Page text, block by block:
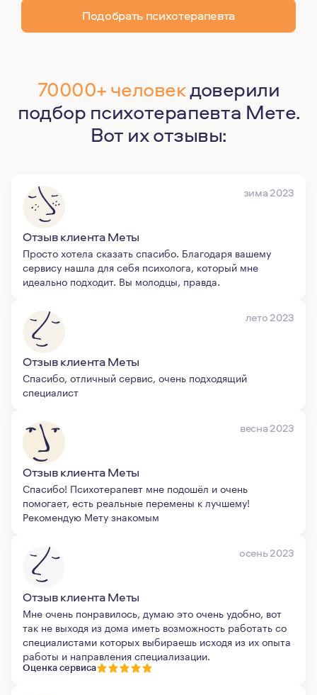
Подобрать психотерапевта
70000+ человекдоверили
подбор психотерапевта Мете.
Вот их отзывы:
зима 2023
Отзыв клиента Меты
Просто хотела сказать спасибо. Благодаря вашему
сервису нашла для себя психолога, который мне
идеально подходит. Вы молодцы, правда.
лето 2023
Отзыв клиента Меты
Спасибо, отличный сервис, очень подходящий
специалист
весна 2023
Отзыв клиента Меты
Спасибо! Психотерапевт мне подошёл и очень
помогает, есть реальные перемены к лучшему!
Рекомендую Мету знакомым
осень 2023
Отзыв клиента Меты
Мне очень понравилось, думаю это очень удобно, вот
так не выходя из дома иметь возможность работать со
специалистами которых выбираешь исходя из их опыта
работы и направления специализации.
Оценка сервиса